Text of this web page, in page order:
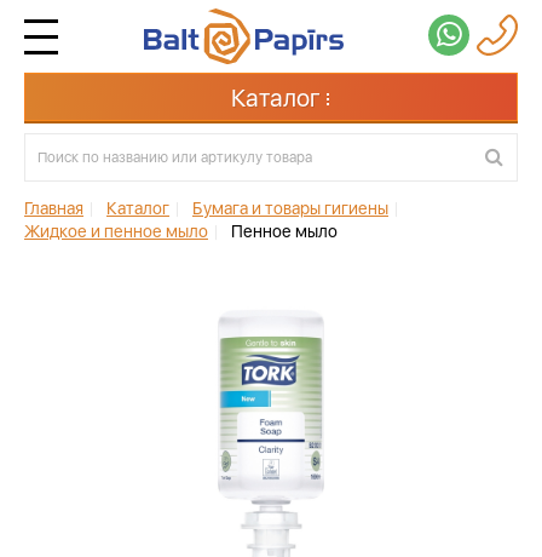
Каталог
Главная Каталог Бумага и товары гигиены
Жидкое и пенное мыло
Пенное мыло